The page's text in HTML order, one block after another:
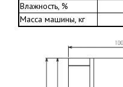
Влажность, %
Масса машины, кг